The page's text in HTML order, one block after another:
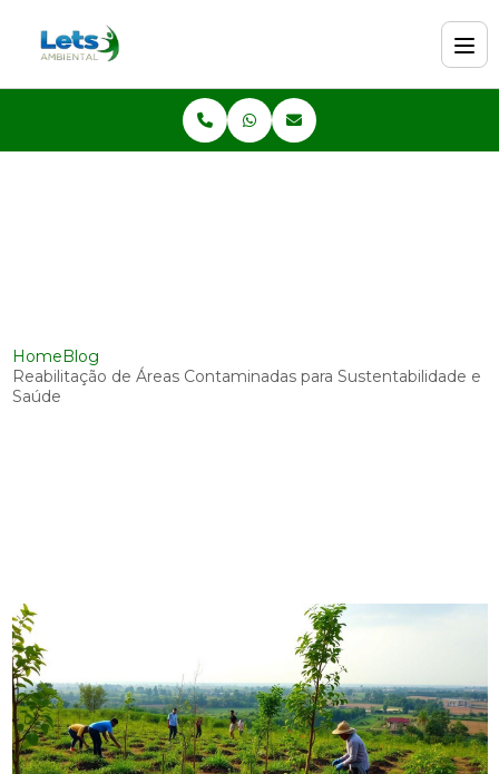
HomeBlog
Reabilitação de Áreas Contaminadas para Sustentabilidade e
Saúde